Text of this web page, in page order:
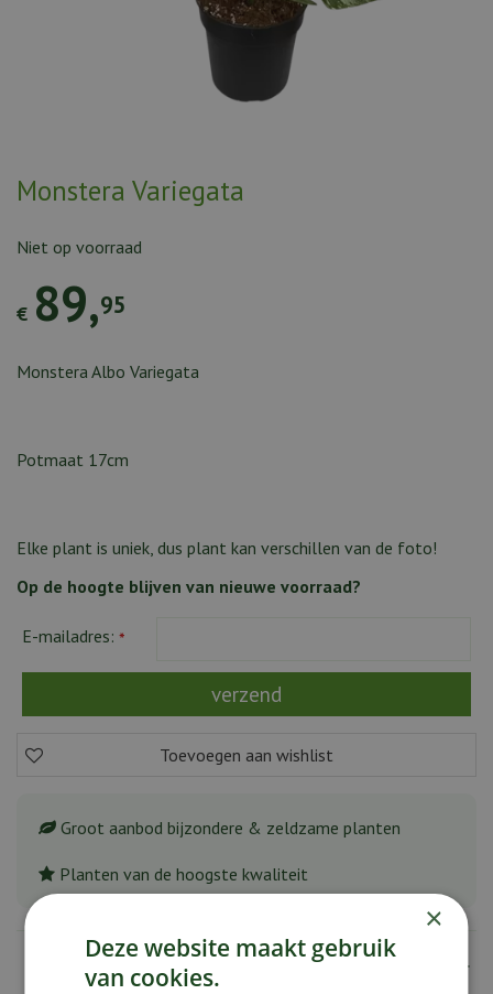
Monstera Variegata
€ 89,95
Niet op voorraad
Monstera Albo Variegata
Potmaat 17cm
Elke plant is uniek, dus plant kan verschillen van de foto!
Op de hoogte blijven van nieuwe voorraad?
E-mailadres: *
Groot aanbod bijzondere & zeldzame planten
Planten van de hoogste kwaliteit
Omschrijving
×
Deze website maakt gebruik
van cookies.